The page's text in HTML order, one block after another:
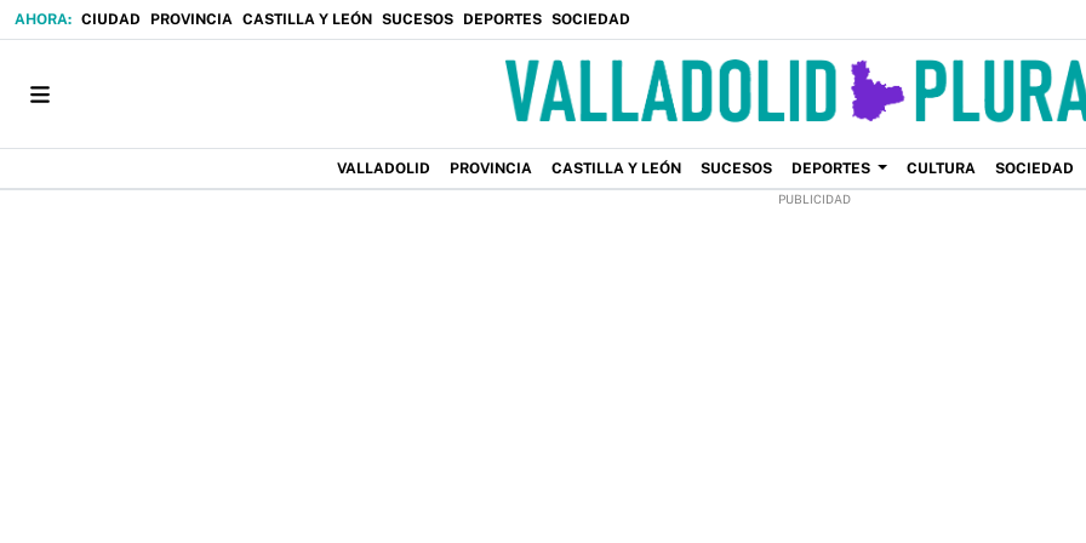
CIUDAD PROVINCIA CASTILLA Y LEÓN SUCESOS DEPORTES SOCIEDAD
VALLADOLID PROVINCIA CASTILLA Y LEÓN SUCESOS DEPORTES CULTURA SOCIEDAD